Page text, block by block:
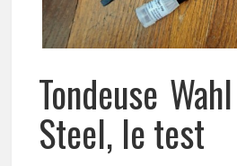
Tondeuse
Steel, le test